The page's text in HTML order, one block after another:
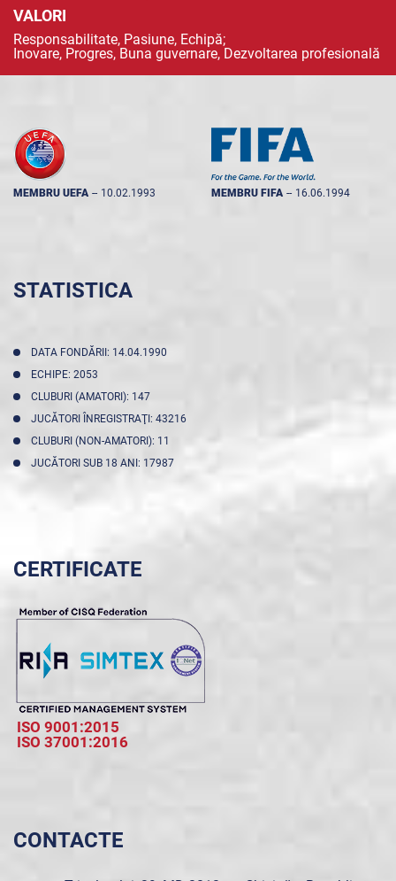
VALORI
Responsabilitate, Pasiune, Echipă;
Inovare, Progres, Buna guvernare, Dezvoltarea profesională
MEMBRU UEFA -- 10.02.1993 MEMBRU FIFA -- 16.06.1994
STATISTICA
DATA FONDĂRII: 14.04.1990
ECHIPE: 2053
CLUBURI (AMATORI): 147
JUCĂTORI ÎNREGISTRAŢI: 43216
CLUBURI (NON-AMATORI): 11
JUCĂTORI SUB 18 ANI: 17987
CERTIFICATE
ISO 9001:2015
ISO 37001:2016
CONTACTE